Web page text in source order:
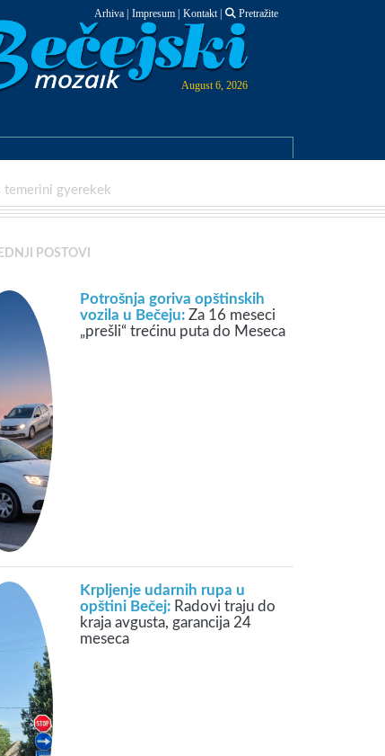
Arhiva Impresum Kontakt| Pretražite
August 6, 2026
temerini gyerekek
POSTOVI
Potrošnja goriva opštinskih
vozila u Bečeju: Za 16 meseci
„prešli“ trećinu puta do Meseca
Krpljenje udarnih rupa u
opštini Bečej: Radovi traju do
kraja avgusta, garancija 24
meseca